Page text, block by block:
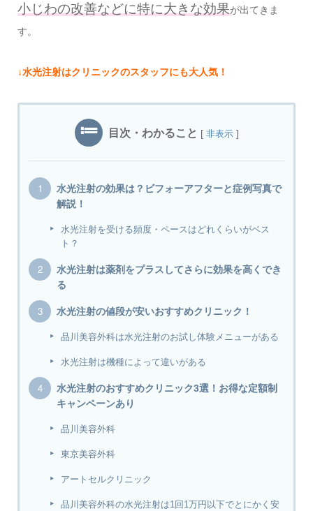
小じわの改善などに特に大きな効果が出てきま
す。
↓水光注射はクリニックのスタッフにも大人気！
目次・わかること [ 非表示 ]
水光注射の効果は？ビフォーアフターと症例写真で
解説！
水光注射を受ける頻度・ペースはどれくらいがベス
ト？
水光注射は薬剤をプラスしてさらに効果を高くでき
る
水光注射の値段が安いおすすめクリニック！
品川美容外科は水光注射のお試し体験メニューがある
水光注射は機種によって違いがある
水光注射のおすすめクリニック3選！お得な定額制
キャンペーンあり
品川美容外科
東京美容外科
アートセルクリニック
品川美容外科の水光注射は1回1万円以下でとにかく安